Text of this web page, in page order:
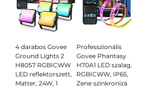
4 darabos Govee
Ground Lights 2
H8057 RGBICWW
LED reflektorszett,
Matter, 24W, 1
Professzionális
Govee Phantasy
H70A1 LED szalag,
RGBICWW, IP65,
Zene szinkronizá